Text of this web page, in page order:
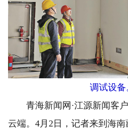
调试设备
青海新闻网·江源新闻客户
云端。4月2日，记者来到海